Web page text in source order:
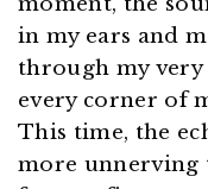
in my ears and
through my very
every corner of
This time, the
more unnerving